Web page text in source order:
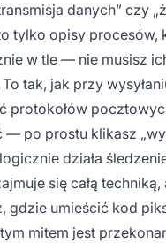
danych” czy
tylko opisy procesów,
w tle — nie musisz
tak, jak przy
protokołów
— po prostu klikasz
działa
się całą techniką,
gdzie umieścić kod
mitem jest